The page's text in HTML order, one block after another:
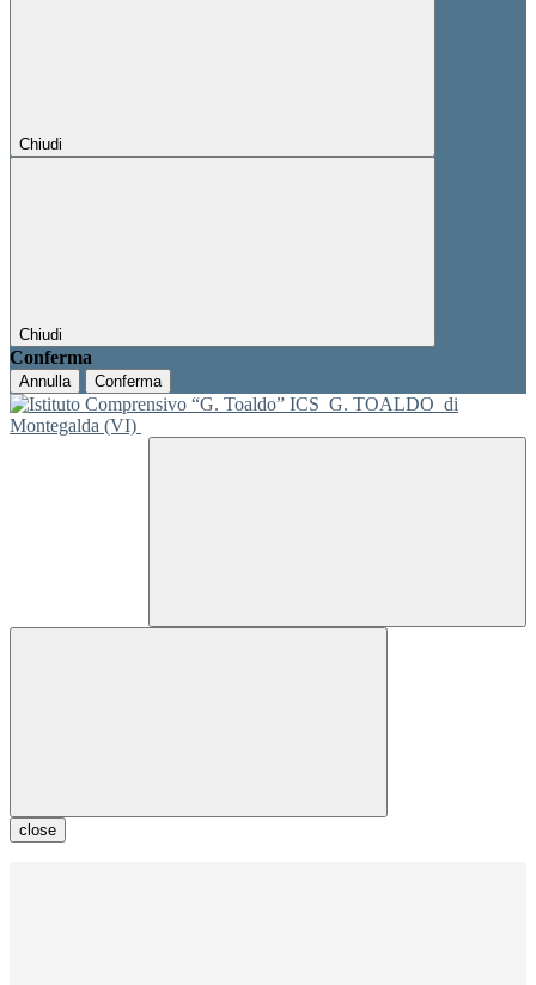
Chiudi
Chiudi
Conferma
Annulla Conferma
ICS G. TOALDO di
Montegalda (VI)
close